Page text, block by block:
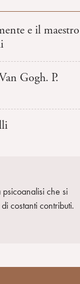
e il maestro
Gogh. P.
psicoanalisi che si
costanti contributi.